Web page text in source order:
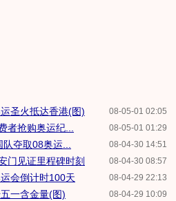
08-05-01 02:05
圣火抵达香港(图)
08-05-01 01:29
者抢购奥运纪...
08-04-30 14:51
夺取08奥运...
08-04-30 08:57
门见证里程碑时刻
08-04-29 22:13
会倒计时100天
08-04-29 10:09
一含金量(图)